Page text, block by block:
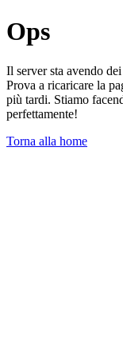
Ops
Il server sta avendo
Prova a ricaricare la
più tardi. Stiamo
perfettamente!
Torna alla home